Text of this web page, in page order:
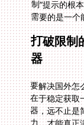
需要的是一个
打破限制
器
要解决国外怎
在于稳定获
器，远不止
力，才能真正
首先，它必须
时网络状况，
在圣保罗还是